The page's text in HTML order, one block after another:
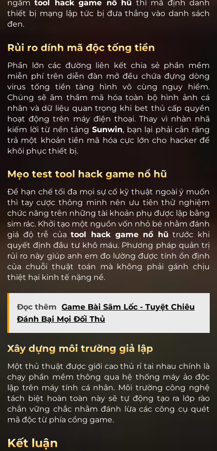
ngầmtool hack game nổ hũ thì mã định danh
thiết bị mạng lập tức bị đưa thẳng vào danh sách
đen.
Rủi ro dính mã độc tống tiền
Phần lớn các đường liên kết chia sẻ phần mềm
miễn phí trên diễn đàn mở đều chứa đựng dòng
virus tống tiền tàng hình vô cùng nguy hiểm.
Chúng sẽ âm thầm mã hóa toàn bộ hình ảnh cá
nhân và dữ liệu quan trọng khi bet thủ cấp quyền
hoạt động trên máy điện thoại. Thay vì nhàn nhã
kiếm lời từ nền tảng Sunwin, bạn lại phải cắn răng
trả một khoản tiền mã hóa cực lớn cho hacker để
khôi phục thiết bị.
Mẹo test tool hack game nổ hũ
Để hạn chế tối đa mọi sự cố kỹ thuật ngoài ý muốn
thì tay cược thông minh nên ưu tiên thử nghiệm
chức năng trên những tài khoản phụ được lập bằng
sim rác. Khởi tạo một nguồn vốn nhỏ bé nhằm đánh
giá độ trễ củatool hack game nổ hũ trước khi
quyết định đầu tư khô máu. Phương pháp quản trị
rủi ro này giúp anh em đo lường được tính ổn định
của chuỗi thuật toán mà không phải gánh chịu
thiệt hại kinh tế nặng nề.
Đọc thêm Game Bài Sâm Lốc - Tuyệt Chiêu
Đánh Bại Mọi Đối Thủ
Xây dựng môi trường giả lập
Một thủ thuật được giới cao thủ rỉ tai nhau chính là
chạy phần mềm thông qua hệ thống máy ảo độc
lập trên máy tính cá nhân. Môi trường công nghệ
tách biệt hoàn toàn này sẽ tự động tạo ra lớp rào
chắn vững chắc nhằm đánh lừa các công cụ quét
mã độc từ phía cổng game.
Kết luận